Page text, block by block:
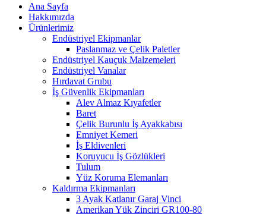
Ana Sayfa
Hakkımızda
Ürünlerimiz
Endüstriyel Ekipmanlar
Paslanmaz ve Çelik Paletler
Endüstriyel Kauçuk Malzemeleri
Endüstriyel Vanalar
Hırdavat Grubu
İş Güvenlik Ekipmanları
Alev Almaz Kıyafetler
Baret
Çelik Burunlu İş Ayakkabısı
Emniyet Kemeri
İş Eldivenleri
Koruyucu İş Gözlükleri
Tulum
Yüz Koruma Elemanları
Kaldırma Ekipmanları
3 Ayak Katlanır Garaj Vinci
Amerikan Yük Zinciri GR100-80